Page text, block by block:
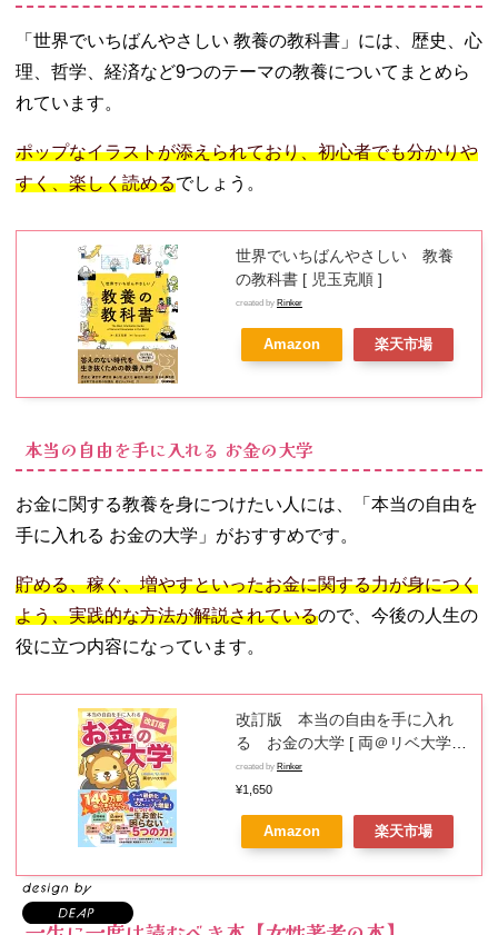
「世界でいちばんやさしい 教養の教科書」には、歴史、心
理、哲学、経済など9つのテーマの教養についてまとめら
れています。
ポップなイラストが添えられており、初心者でも分かりや
すく、楽しく読めるでしょう。
世界でいちばんやさしい 教養
の教科書 [ 児玉克順 ]
created by Rinker
Amazon 楽天市場
本当の自由を手に入れる お金の大学
お金に関する教養を身につけたい人には、「本当の自由を
手に入れる お金の大学」がおすすめです。
貯める、稼ぐ、増やすといったお金に関する力が身につく
よう、実践的な方法が解説されているので、今後の人生の
役に立つ内容になっています。
改訂版 本当の自由を手に入れ
る お金の大学 [ 両＠リベ大学長
]created by Rinker
¥1,650
Amazon 楽天市場